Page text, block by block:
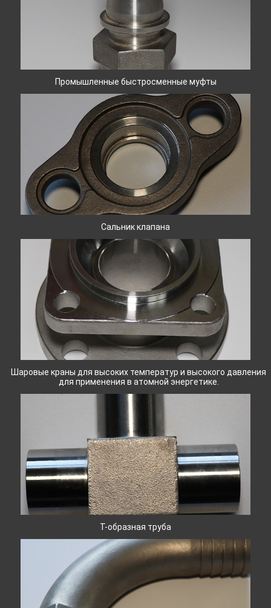
Промышленные быстросменные муфты
Сальник клапана
Шаровые краны для высоких температур и высокого давления
для применения в атомной энергетике.
Т-образная труба